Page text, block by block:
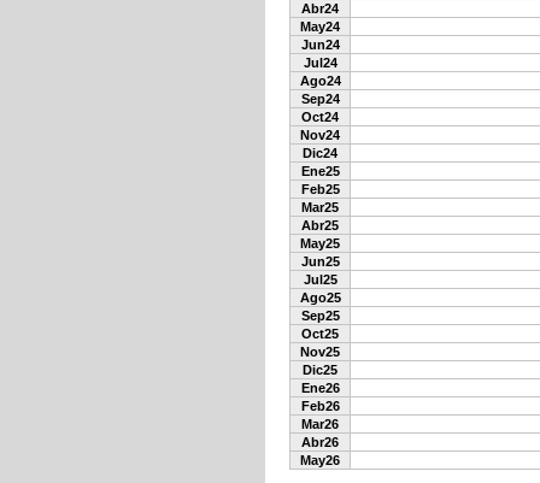
Abr24
May24
Jun24
Jul24
Ago24
Sep24
Oct24
Nov24
Dic24
Ene25
Feb25
Mar25
Abr25
May25
Jun25
Jul25
Ago25
Sep25
Oct25
Nov25
Dic25
Ene26
Feb26
Mar26
Abr26
May26